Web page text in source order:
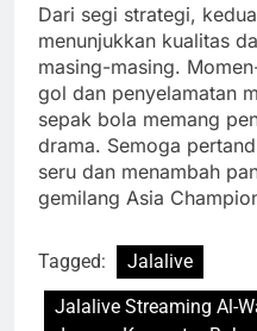
Dari segi strategi,
menunjukkan kualitas
masing-masing.
gol dan penyelamatan
sepak bola memang
drama. Semoga
seru dan menambah
gemilang Asia
Tagged:
Jalalive
Jalalive Streaming Al-